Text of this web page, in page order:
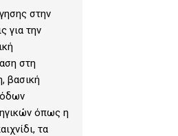
στην
για την
στη
βασική
όπως η
τα